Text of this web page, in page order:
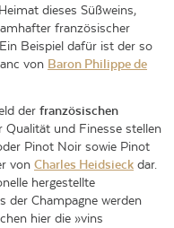
dieses Süßweins,
französischer
Beispiel dafür ist der so
von Baron Philippe de
der französischen
Qualität und Finesse stellen
Pinot Noir sowie Pinot
von Charles Heidsieck dar.
hergestellte
der Champagne werden
hier die »vins